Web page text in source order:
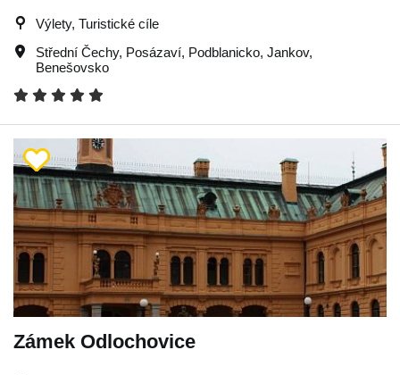
Výlety, Turistické cíle
Střední Čechy, Posázaví, Podblanicko, Jankov,
Benešovsko
Zámek Odlochovice